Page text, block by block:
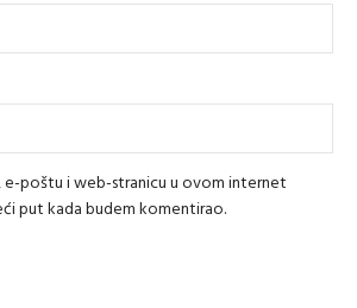
e-poštu i web-stranicu u ovom internet
put kada budem komentirao.